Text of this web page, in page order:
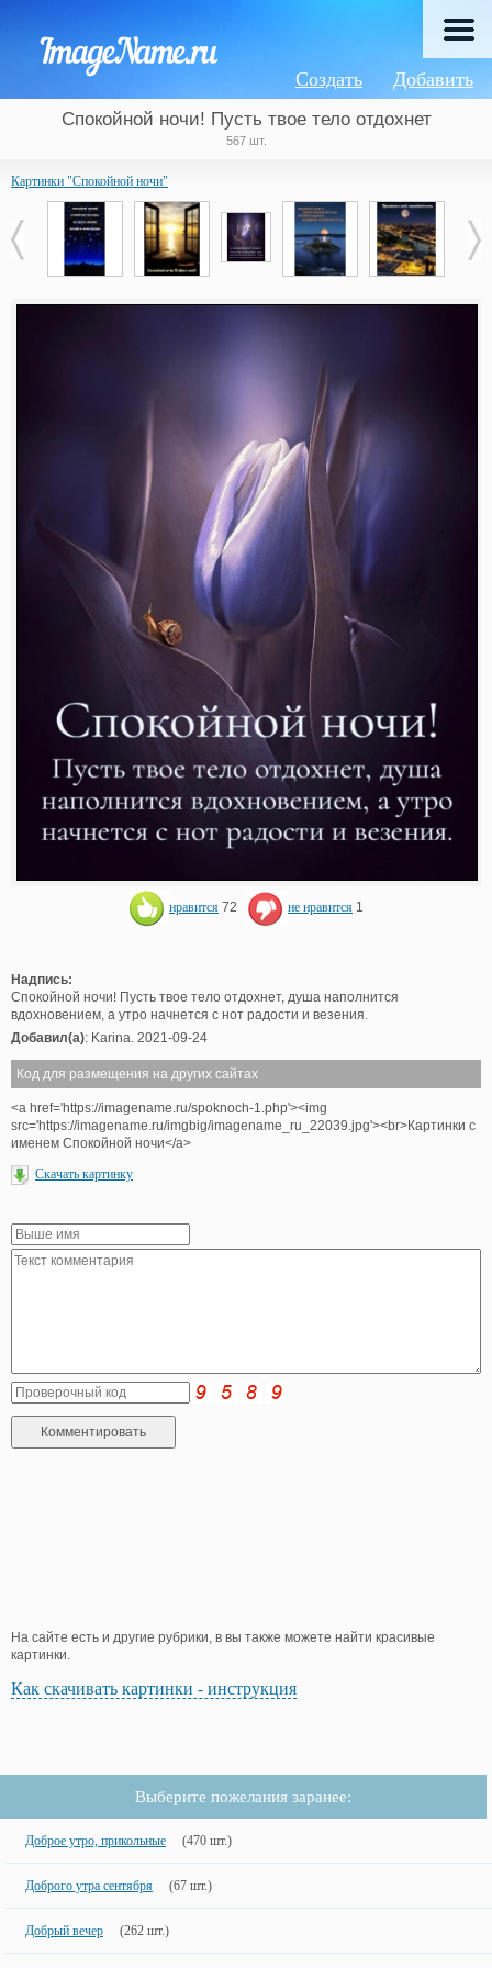
Добавить
Создать
Спокойной ночи! Пусть твое тело отдохнет
567 шт.
Картинки "Спокойной ночи"
нравится 72 не нравится 1
Надпись:
Спокойной ночи! Пусть твое тело отдохнет, душа наполнится
вдохновением, а утро начнется с нот радости и везения.
Добавил(а): Karina. 2021-09-24
Код для размещения на других сайтах
<a href='https://imagename.ru/spoknoch-1.php'><img
src='https://imagename.ru/imgbig/imagename_ru_22039.jpg'><br>Картинки с
именем Спокойной ночи</a>
Скачать картинку
На сайте есть и другие рубрики, в вы также можете найти красивые
картинки.
Как скачивать картинки - инструкция
Выберите пожелания заранее:
Доброе утро, прикольные (470 шт.)
Доброго утра сентября (67 шт.)
Добрый вечер (262 шт.)